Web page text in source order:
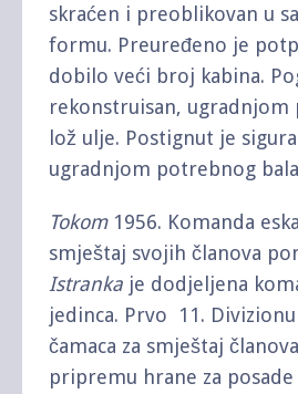
skraćen i preoblikovan u
formu. Preuređeno je
dobilo veći broj kabina.
rekonstruisan, ugradnjom
lož ulje. Postignut je
ugradnjom potrebnog
Tokom 1956. Komanda
smještaj svojih članova
Istranka je dodjeljena
jedinca. Prvo 11.
čamaca za smještaj
pripremu hrane za